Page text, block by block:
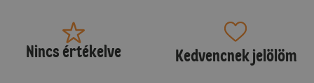
Nincs értékelve Kedvencnek jelölöm